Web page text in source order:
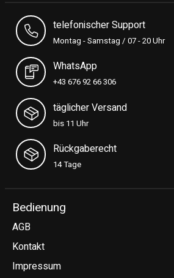
telefonischer Support
Montag - Samstag / 07 - 20 Uhr
WhatsApp
+43 676 92 66 306
täglicher Versand
bis 11 Uhr
Rückgaberecht
14 Tage
Bedienung
AGB
Kontakt
Impressum